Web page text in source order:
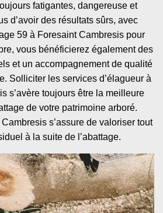
fatigantes, dangereuse et
d’avoir des résultats sûrs, avec
59 à Foresaint Cambresis pour
vous bénéficierez également des
et un accompagnement de qualité
Solliciter les services d’élagueur à
s’avère toujours être la meilleure
de votre patrimoine arboré.
s’assure de valoriser tout
à la suite de l’abattage.